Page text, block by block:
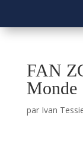
FAN
Monde
par Ivan